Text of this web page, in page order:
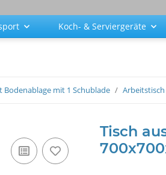
Koch- & Serviergeräte
Bodenablage mit 1 Schublade
Tisch